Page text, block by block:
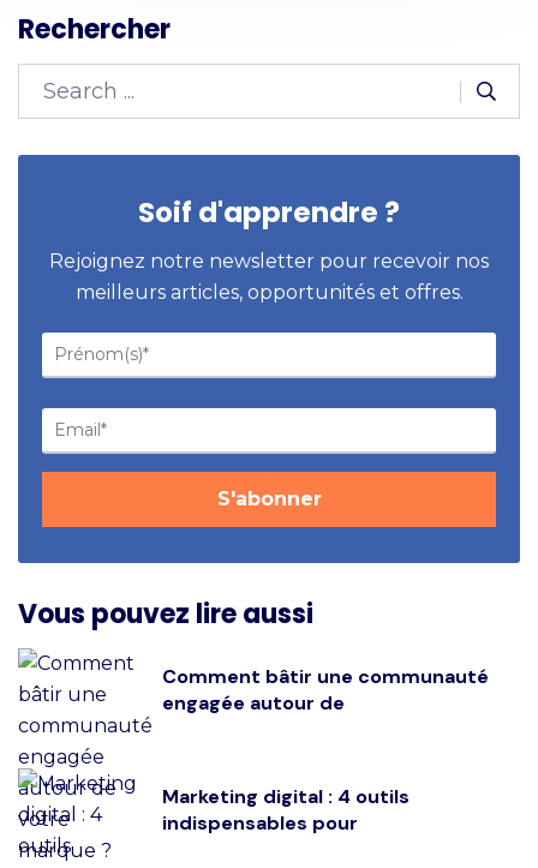
Rechercher
Soif d'apprendre ?
Rejoignez notre newsletter pour recevoir nos
meilleurs articles, opportunités et offres.
Vous pouvez lire aussi
Comment bâtir une communauté
engagée autour de
Marketing digital : 4 outils
indispensables pour